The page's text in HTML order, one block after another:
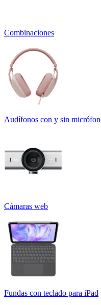
Combinaciones
Audífonos con y sin
Cámaras web
Fundas con teclado para iPad